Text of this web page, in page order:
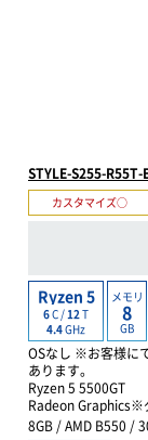
STYLE-S255-R55T-
カスタマイズ○
Ryzen 5
6C / 12 T
4.4GHz
メモリ
8
GB
OSなし ※お客様に
あります。
Ryzen 5 5500GT
Radeon Graphics※
8GB / AMD B550 /